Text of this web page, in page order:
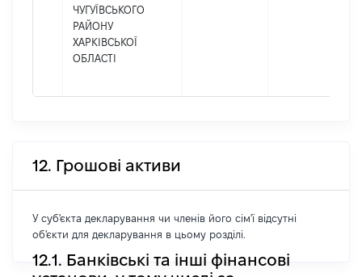
ЧУГУЇВСЬКОГО
РАЙОНУ
ХАРКІВСЬКОЇ
ОБЛАСТІ
12. Грошові активи
У суб'єкта декларування чи членів його сім'ї відсутні
об'єкти для декларування в цьому розділі.
12.1. Банківські та інші фінансові